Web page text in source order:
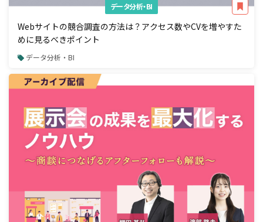
データ分析・BI
Webサイトの競合調査の方法は？アクセス数やCVを増やすた
めに見るべきポイント
データ分析・BI